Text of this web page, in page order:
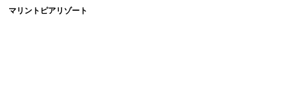
マリントピアリゾート